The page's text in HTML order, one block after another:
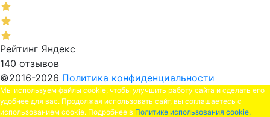
Рейтинг Яндекс
140 отзывов
©2016-2026 Политика конфиденциальности
Мы используем файлы cookie, чтобы улучшить работу сайта и сделать его
удобнее для вас. Продолжая использовать сайт, вы соглашаетесь с
использованием cookie. Подробнее в Политике использования cookie.